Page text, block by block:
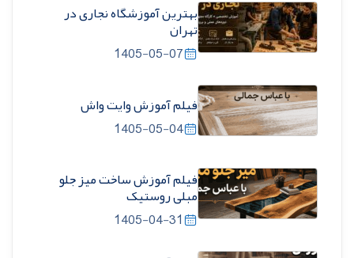
بهترین آموزشگاه نجاری در
تهران
1405-05-07
فیلم آموزش وایت واش
1405-05-04
فیلم آموزش ساخت میز جلو
مبلی روستیک
1405-04-31